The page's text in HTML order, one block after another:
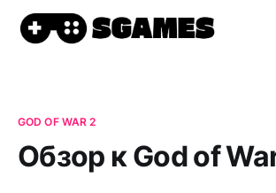
GOD OF WAR 2
Обзор к God of